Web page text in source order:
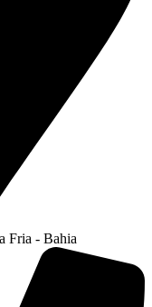
Fria - Bahia